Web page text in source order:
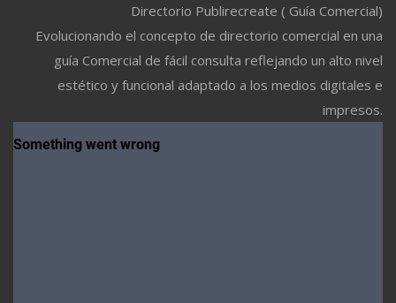
Directorio Publirecreate ( Guía Comercial)
Evolucionando el concepto de directorio comercial en una
guía Comercial de fácil consulta reflejando un alto nivel
estético y funcional adaptado a los medios digitales e
impresos.